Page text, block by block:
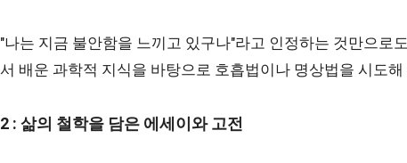
"나는 지금 불안함을 느끼고 있구나"라고 인정하는 것만으로
서 배운 과학적 지식을 바탕으로 호흡법이나 명상법을 시도해
2 : 삶의 철학을 담은 에세이와 고전